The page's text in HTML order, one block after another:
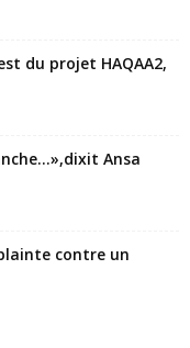
du projet HAQAA2,
Ansa
contre un